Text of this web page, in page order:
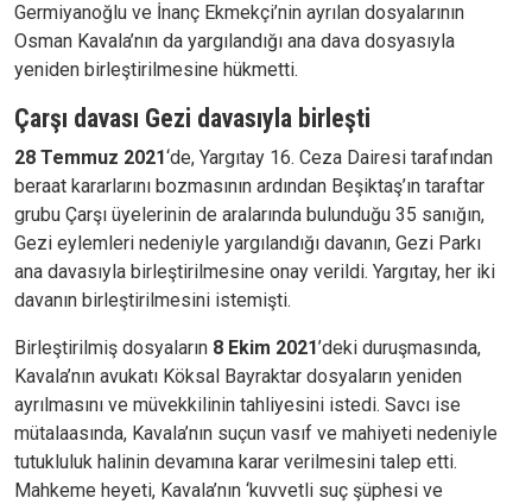
Germiyanoğlu ve İnanç Ekmekçi’nin ayrılan dosyalarının
Osman Kavala’nın da yargılandığı ana dava dosyasıyla
yeniden birleştirilmesine hükmetti.
Çarşı davası Gezi davasıyla birleşti
28 Temmuz 2021‘de, Yargıtay 16. Ceza Dairesi tarafından
beraat kararlarını bozmasının ardından Beşiktaş’ın taraftar
grubu Çarşı üyelerinin de aralarında bulunduğu 35 sanığın,
Gezi eylemleri nedeniyle yargılandığı davanın, Gezi Parkı
ana davasıyla birleştirilmesine onay verildi. Yargıtay, her iki
davanın birleştirilmesini istemişti.
Birleştirilmiş dosyaların 8 Ekim 2021’deki duruşmasında,
Kavala’nın avukatı Köksal Bayraktar dosyaların yeniden
ayrılmasını ve müvekkilinin tahliyesini istedi. Savcı ise
mütalaasında, Kavala’nın suçun vasıf ve mahiyeti nedeniyle
tutukluluk halinin devamına karar verilmesini talep etti.
Mahkeme heyeti, Kavala’nın ‘kuvvetli suç şüphesi ve